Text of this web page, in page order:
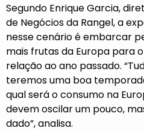
Segundo Enrique Garcia,
de Negócios da Rangel, a
nesse cenário é embarcar
mais frutas da Europa para
relação ao ano passado.
teremos uma boa
qual será o consumo na
devem oscilar um pouco,
dado”, analisa.